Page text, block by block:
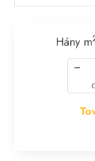
Hány m
−